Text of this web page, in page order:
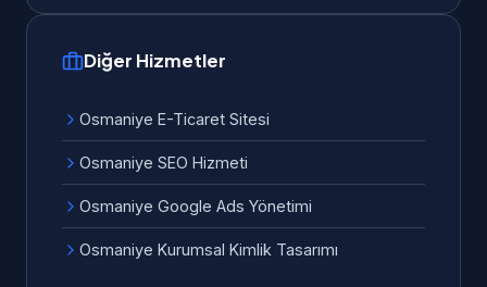
Diğer Hizmetler
Osmaniye E-Ticaret Sitesi
Osmaniye SEO Hizmeti
Osmaniye Google Ads Yönetimi
Osmaniye Kurumsal Kimlik Tasarımı